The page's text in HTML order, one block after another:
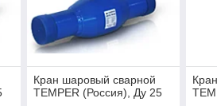
Кран шаровый сварной
TEMPER (Россия), Ду 25